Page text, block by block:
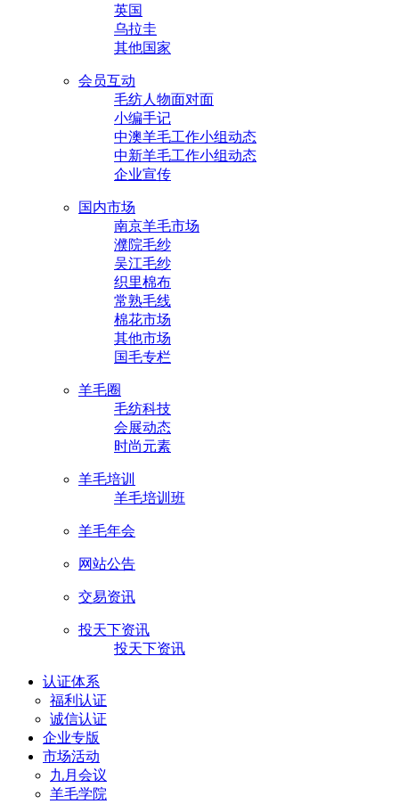
英国
乌拉圭
其他国家
会员互动
毛纺人物面对面
小编手记
中澳羊毛工作小组动态
中新羊毛工作小组动态
企业宣传
国内市场
南京羊毛市场
濮院毛纱
吴江毛纱
织里棉布
常熟毛线
棉花市场
其他市场
国毛专栏
羊毛圈
毛纺科技
会展动态
时尚元素
羊毛培训
羊毛培训班
羊毛年会
网站公告
交易资讯
投天下资讯
投天下资讯
认证体系
福利认证
诚信认证
企业专版
市场活动
九月会议
羊毛学院